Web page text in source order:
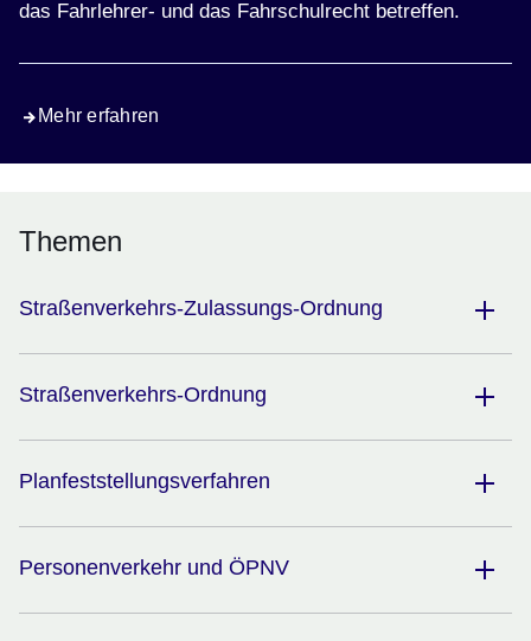
das Fahrlehrer- und das Fahrschulrecht betreffen.
Mehr erfahren
Themen
Straßenverkehrs-Zulassungs-Ordnung
Straßenverkehrs-Ordnung
Planfeststellungsverfahren
Personenverkehr und ÖPNV